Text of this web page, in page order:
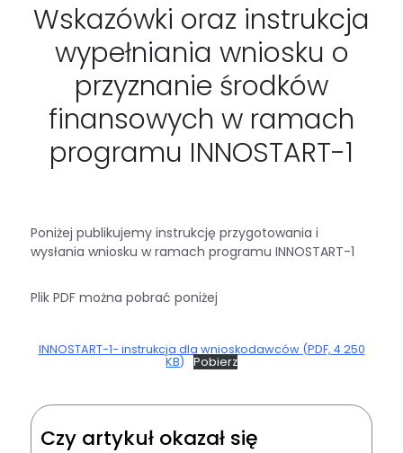
Wskazówki oraz instrukcja
wypełniania wniosku o
przyznanie środków
finansowych w ramach
programu INNOSTART-1
Poniżej publikujemy instrukcję przygotowania i
wysłania wniosku w ramach programu INNOSTART-1
Plik PDF można pobrać poniżej
INNOSTART-1- instrukcja dla wnioskodawców (PDF, 4 250
KB)
Pobierz
Czy artykuł okazał się